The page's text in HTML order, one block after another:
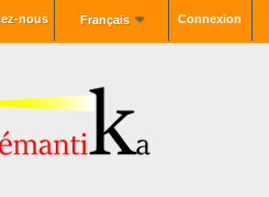
Connexion
Français
nous